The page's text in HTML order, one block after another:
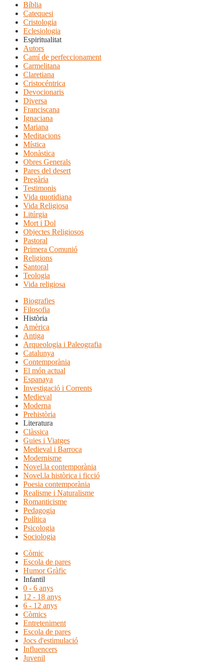
Bíblia
Catequesi
Cristologia
Eclesiologia
Espiritualitat
Autors
Camí de perfeccionament
Carmelitana
Claretiana
Cristocéntrica
Devocionaris
Diversa
Franciscana
Ignaciana
Mariana
Meditacions
Mística
Monàstica
Obres Generals
Pares del desert
Pregària
Testimonis
Vida quotidiana
Vida Religiosa
Litúrgia
Mort i Dol
Objectes Religiosos
Pastoral
Primera Comunió
Religions
Santoral
Teologia
Vida religiosa
Biografies
Filosofia
Història
Amèrica
Antiga
Arqueologia i Paleografia
Catalunya
Contemporània
El món actual
Espanaya
Investigació i Corrents
Medieval
Moderna
Prehistòria
Literatura
Clàssica
Guies i Viatges
Medieval i Barroca
Modernisme
Novel.la contemporània
Novel.la històrica i ficció
Poesia contemporània
Realisme i Naturalisme
Romanticisme
Pedagogia
Política
Psicologia
Sociologia
Còmic
Escola de pares
Humor Gràfic
Infantil
0 - 6 anys
12 - 18 anys
6 - 12 anys
Còmics
Entreteniment
Escola de pares
Jocs d'estimulació
Influencers
Juvenil